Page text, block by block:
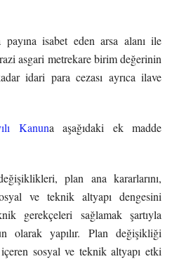
payına isabet eden arsa alanı ile
asgari metrekare birim değerinin
idari para cezası ayrıca ilave
Kanuna aşağıdaki ek madde
plan ana kararlarını,
ve teknik altyapı dengesini
gerekçeleri sağlamak şartıyla
olarak yapılır. Plan değişikliği
sosyal ve teknik altyapı etki